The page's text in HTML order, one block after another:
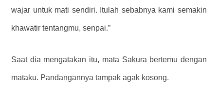
wajar untuk mati sendiri. Itulah sebabnya kami semakin
khawatir tentangmu, senpai.”
Saat dia mengatakan itu, mata Sakura bertemu dengan
mataku. Pandangannya tampak agak kosong.